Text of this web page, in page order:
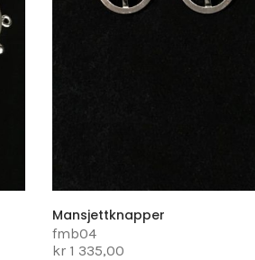
Mansjettknapper
fmb04
kr 1 335,00